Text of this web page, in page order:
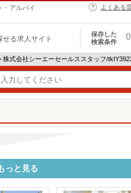
・アルバイ
よくある
せる求人サイト
保存した
検索条件
0
株式会社シーエーセールススタッフ/
っと見る